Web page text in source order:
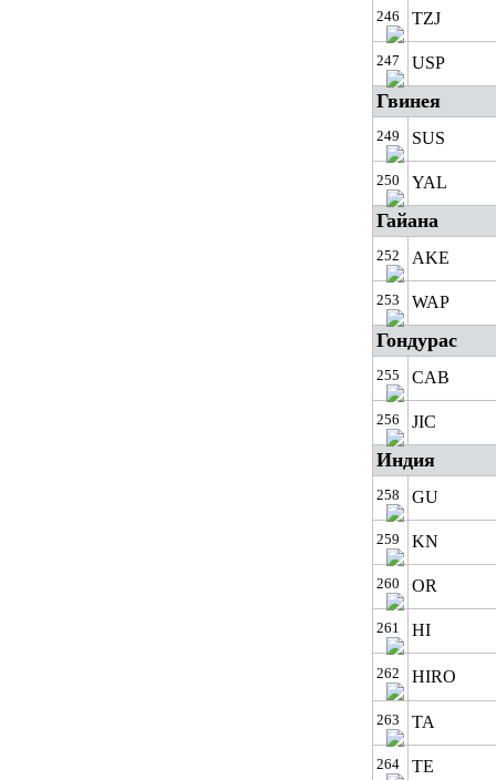
246 TZJ
247 USP
Гвинея
249 SUS
250 YAL
Гайана
252 AKE
253 WAP
Гондурас
255 CAB
256 JIC
Индия
258 GU
259 KN
260 OR
261 HI
262 HIRO
263 TA
264 TE